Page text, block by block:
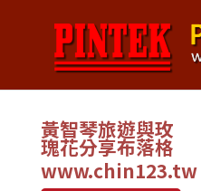
黃智琴旅遊與玫
瑰花分享布落格